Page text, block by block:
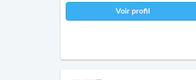
Voir profil